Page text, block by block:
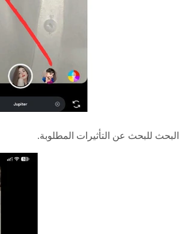
البحث للبحث عن التأثيرات المطلوبة.